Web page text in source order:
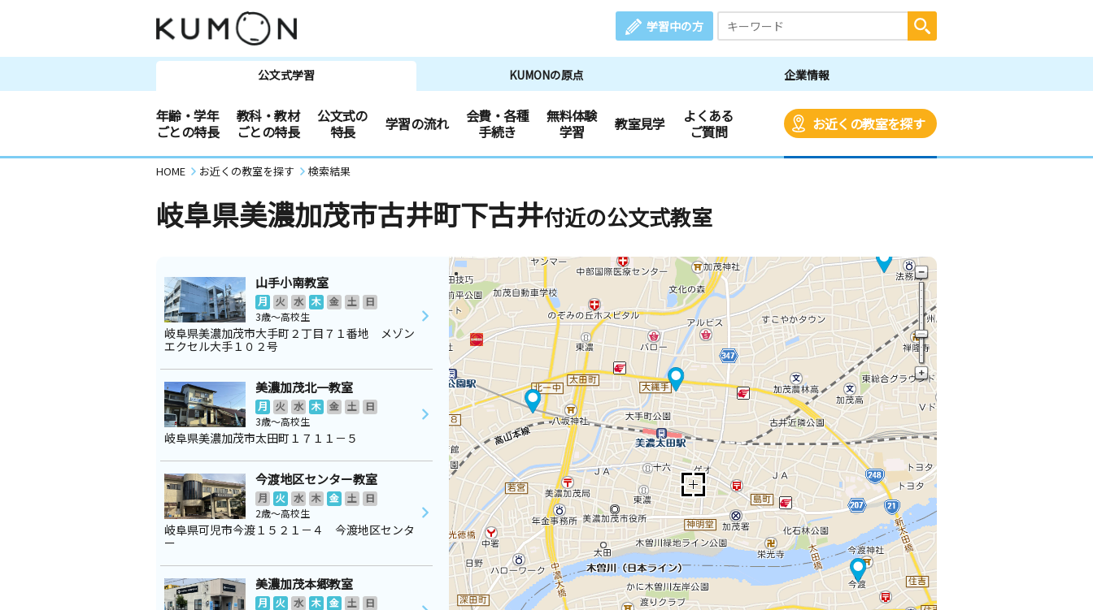
学習中の方
公文式学習 KUMONの原点 企業情報
年齢・学年
ごとの特長
教科・教材
ごとの特長
公文式の
特長
学習の流れ
会費・各種
手続き
無料体験
学習
教室見学
よくある
ご質問
お近くの教室を探す
HOME お近くの教室を探す 検索結果
岐阜県美濃加茂市古井町下古井付近の公文式教室
山手小南教室
月 火 水 木 金 土
日
3歳～高校生
岐阜県美濃加茂市大手町２丁目７１番地 メゾン
エクセル大手１０２号
美濃加茂北一教室
月 火 水 木 金 土
日
3歳～高校生
岐阜県美濃加茂市太田町１７１１－５
今渡地区センター教室
月 火 水 木 金 土
日
2歳～高校生
岐阜県可児市今渡１５２１－４ 今渡地区センタ
ー
美濃加茂本郷教室
月 火 水 木 金 土
日